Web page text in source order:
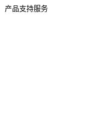
产品支持服务